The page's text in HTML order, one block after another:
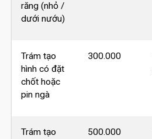
răng (nhỏ /
dưới nướu)
Trám tạo
hình có đặt
chốt hoặc
pin ngà
300.000
Trám tạo
500.000